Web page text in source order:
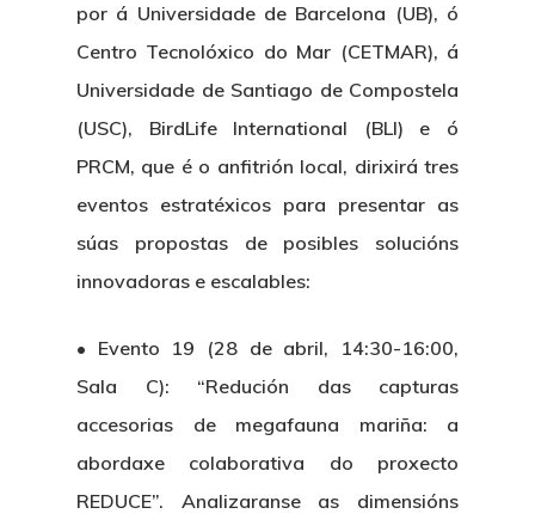
por á Universidade de Barcelona (UB), ó
Centro Tecnolóxico do Mar (CETMAR), á
Universidade de Santiago de Compostela
(USC), BirdLife International (BLI) e ó
PRCM, que é o anfitrión local, dirixirá tres
eventos estratéxicos para presentar as
súas propostas de posibles solucións
innovadoras e escalables:
• Evento 19 (28 de abril, 14:30-16:00,
Sala C): “Redución das capturas
accesorias de megafauna mariña: a
abordaxe colaborativa do proxecto
REDUCE”. Analizaranse as dimensións